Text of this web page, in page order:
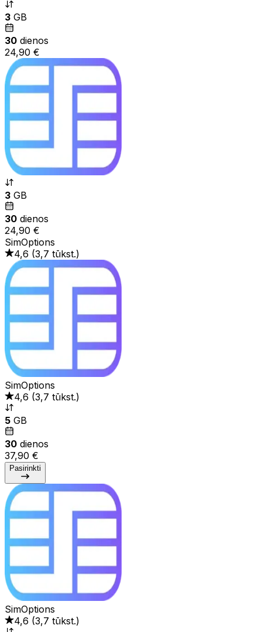
3 GB
30 dienos
24,90 €
3 GB
30 dienos
24,90 €
SimOptions
4,6 (3,7 tūkst.)
SimOptions
4,6 (3,7 tūkst.)
5 GB
30 dienos
37,90 €
Pasirinkti
SimOptions
4,6 (3,7 tūkst.)